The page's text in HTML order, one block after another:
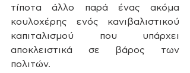
τίποτα άλλο παρά ένας ακόμα
κουλοχέρης ενός κανιβαλιστικού
καπιταλισμού που υπάρχει
αποκλειστικά σε βάρος των
πολιτών.